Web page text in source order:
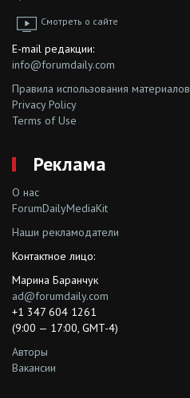
Смотреть о сайте
E-mail редакции:
info@forumdaily.com
Правила использования материалов
Privacy Policy
Terms of Use
Реклама
О нас
ForumDailyMediaKit
Наши рекламодатели
Контактное лицо:
Марина Баранчук
ad@forumdaily.com
+1 347 604 1261
(9:00 — 17:00, GMT-4)
Авторы
Вакансии